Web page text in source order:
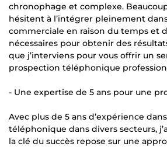
chronophage et complexe.
hésitent à l’intégrer pleinement
commerciale en raison du temps et
nécessaires pour obtenir des
que j’interviens pour vous offrir un
prospection téléphonique
- Une expertise de 5 ans pour une
Avec plus de 5 ans d’expérience
téléphonique dans divers secteurs,
la clé du succès repose sur une